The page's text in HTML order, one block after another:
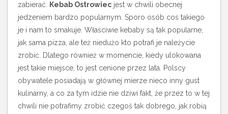
zabierać.
Kebab Ostrowiec jest w chwili obecnej
jedzeniem bardzo popularnym. Sporo osób coś takiego
je i nam to smakuje. Właściwie kebaby są tak popularne,
jak sama pizza, ale też niedużo kto potrafi je należycie
zrobić. Dlatego również w momencie, kiedy ulokowana
jest takie miejsce, to jest cenione przez lata. Polscy
obywatele posiadają w głównej mierze nieco inny gust
kulinarny, a co za tym idzie nie dziwi fakt, że przez to w tej
chwili nie potrafimy zrobić czegoś tak dobrego, jak robią